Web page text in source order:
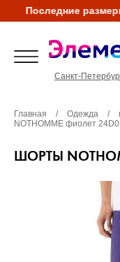
Последние
Санкт-
Главная / Одежда /
NOTHOMME фиолет
ШОРТЫ